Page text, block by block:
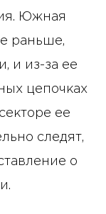
Южная
раньше,
и из-за ее
цепочках
ее
следят,
о